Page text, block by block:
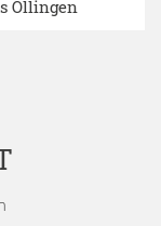
Öllingen